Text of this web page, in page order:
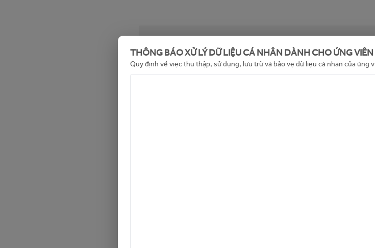
Tin không khả dụng (hoặc đã hết hạn). Mời bạn xem
đây
THÔNG BÁO XỬ LÝ DỮ LIỆU CÁ NHÂN DÀNH CHO ỨNG VIÊN
Quy định về việc thu thập, sử dụng, lưu trữ và bảo vệ dữ liệu cá nhân của ứng